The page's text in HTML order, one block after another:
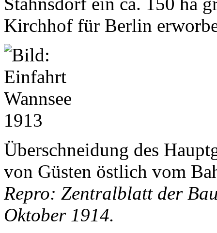
Kirchhof für Berlin
Überschneidung des
von Güsten östlich vom
Repro: Zentralblatt der
Oktober 1914.